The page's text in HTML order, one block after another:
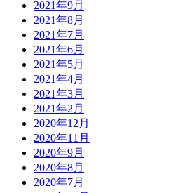
2021年9月
2021年8月
2021年7月
2021年6月
2021年5月
2021年4月
2021年3月
2021年2月
2020年12月
2020年11月
2020年9月
2020年8月
2020年7月